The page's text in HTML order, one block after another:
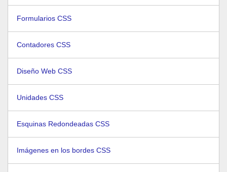
Formularios CSS
Contadores CSS
Diseño Web CSS
Unidades CSS
Esquinas Redondeadas CSS
Imágenes en los bordes CSS